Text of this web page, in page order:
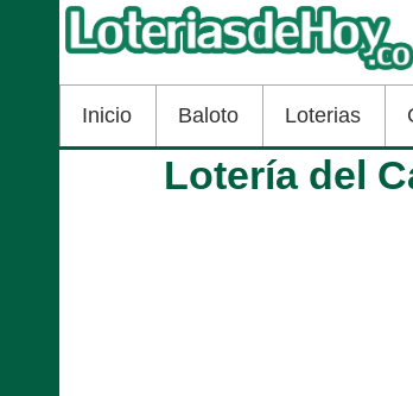
Inicio Baloto Loterias
Lotería del